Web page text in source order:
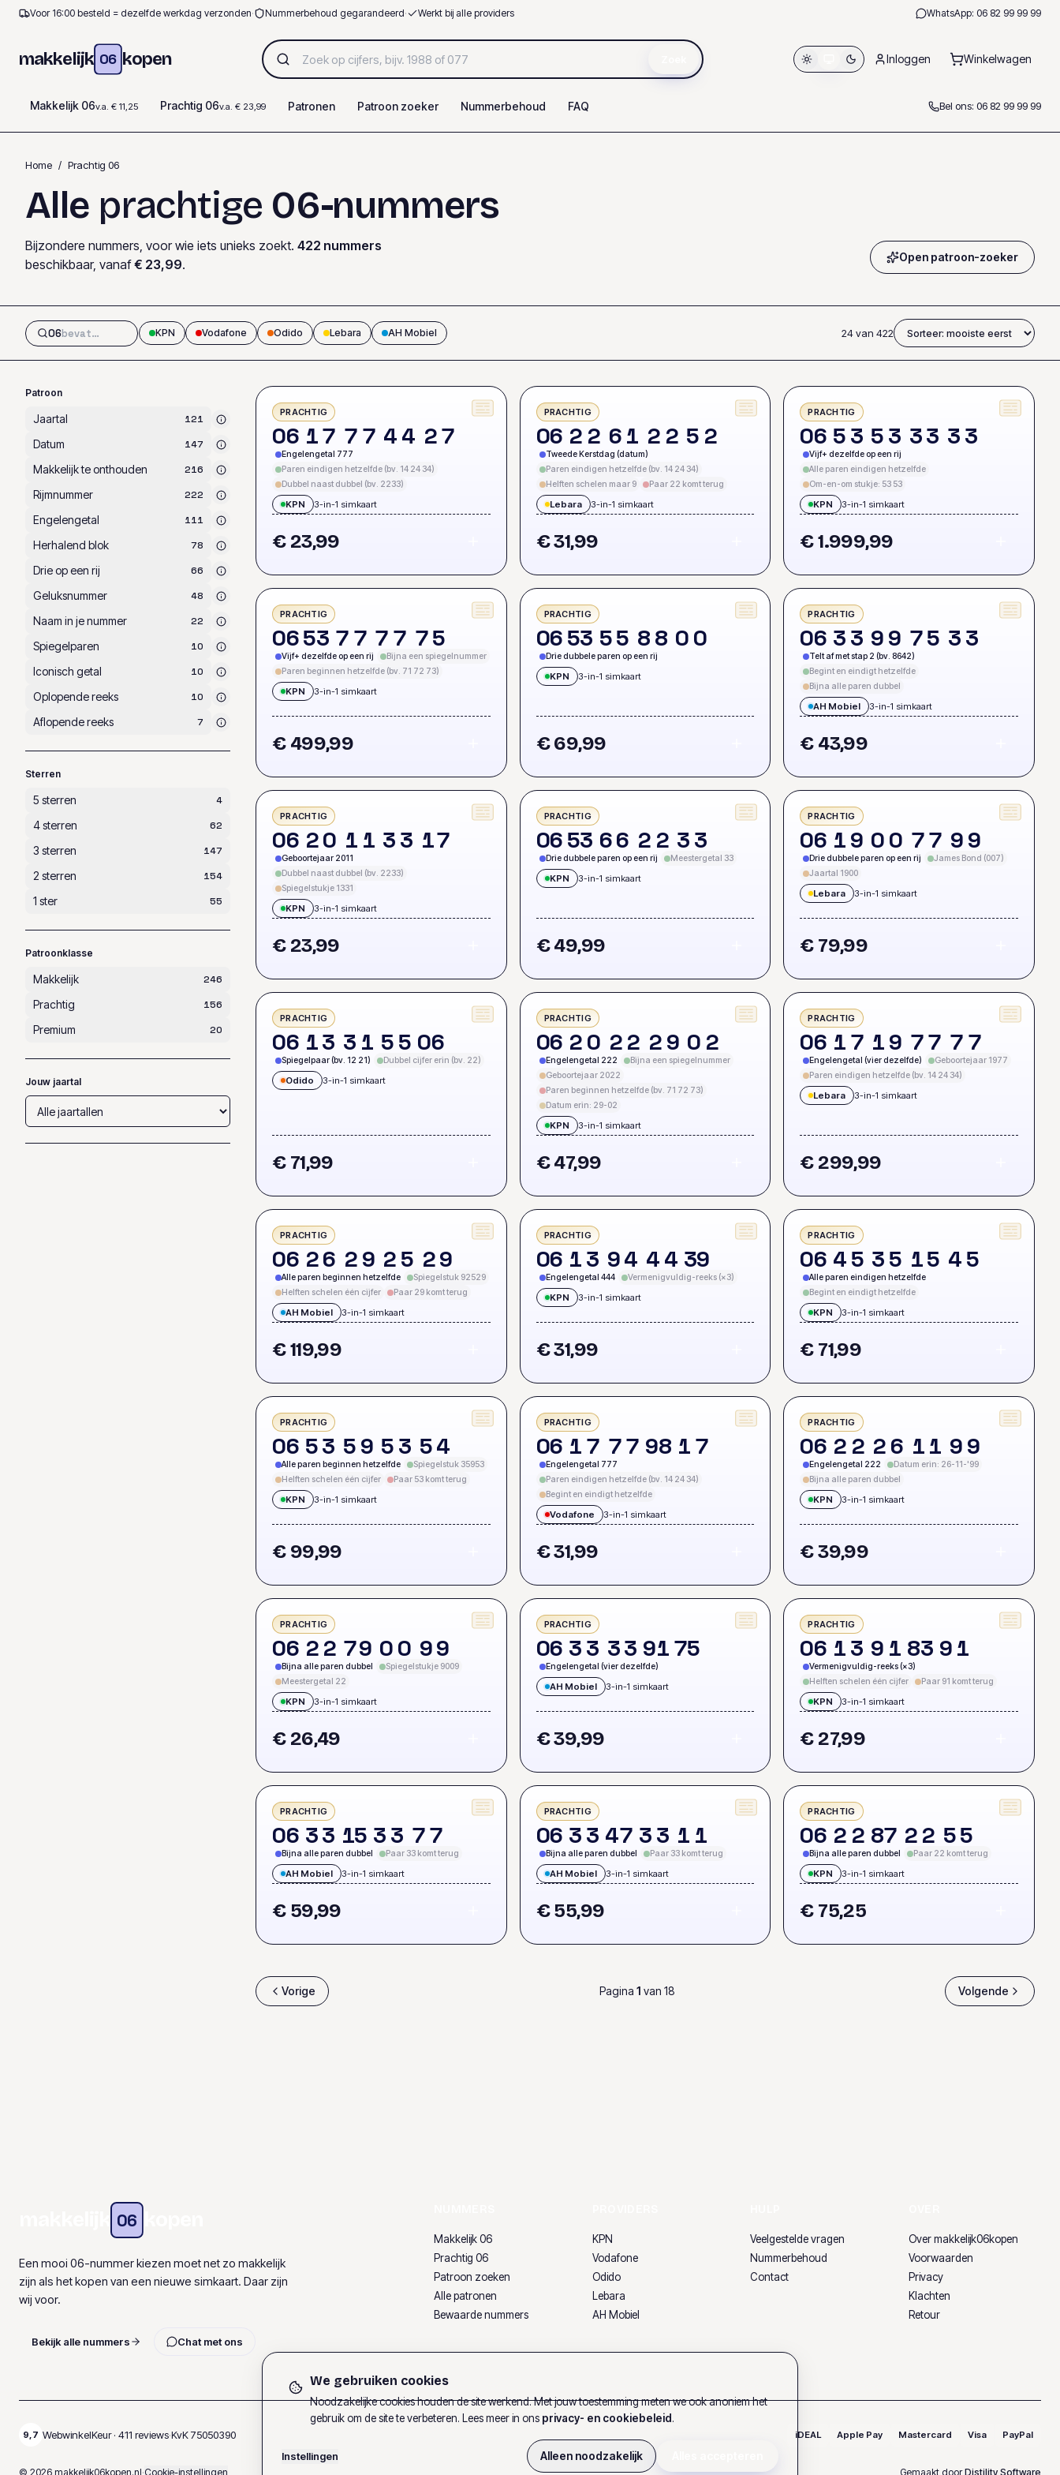
Voor 16:00 besteld = dezelfde werkdag verzonden· Nummerbehoud gegarandeerd· Werkt bij alle providers WhatsApp: 06 82 99 99 99
makkelijk 06 kopen Inloggen Winkelwagen
Makkelijk 06v.a. € 11,25 Prachtig 06v.a. € 23,99 Patronen Patroon zoeker Nummerbehoud FAQ Bel ons: 06 82 99 99 99
Home / Prachtig 06
Alle prachtige 06-nummers
Bijzondere nummers, voor wie iets unieks zoekt. 422 nummers
beschikbaar, vanaf€ 23,99. Open patroon-zoeker
06 KPN Vodafone Odido Lebara AH Mobiel 24van 422
Patroon
Jaartal 121
Datum 147
Makkelijk te onthouden 216
Rijmnummer 222
Engelengetal 111
Herhalend blok 78
Drie op een rij 66
Geluksnummer 48
Naam in je nummer 22
Spiegelparen 10
Iconisch getal 10
Oplopende reeks 10
Aflopende reeks 7
Sterren
5 sterren 4
4 sterren 62
3 sterren 147
2 sterren 154
1 ster 55
Patroonklasse
Makkelijk 246
Prachtig 156
Premium 20
Jouw jaartal
PRACHTIG
06 17 77 44 27
Engelengetal 777
Paren eindigen hetzelfde (bv. 14 24 34)
Dubbel naast dubbel (bv. 2233)
KPN 3-in-1 simkaart
€ 23,99
PRACHTIG
06 2 2 61 2 2 5 2
Tweede Kerstdag (datum)
Paren eindigen hetzelfde (bv. 14 24 34)
Helften schelen maar 9
Paar 22 komt terug
Lebara 3-in-1 simkaart
€ 31,99
PRACHTIG
06 53 53 33 33
Vijf+ dezelfde op een rij
Alle paren eindigen hetzelfde
Om-en-om stukje: 53 53
KPN 3-in-1 simkaart
€ 1.999,99
PRACHTIG
0653 77 77 75
Vijf+ dezelfde op een rij
Bijna een spiegelnummer
Paren beginnen hetzelfde (bv. 71 72 73)
KPN 3-in-1 simkaart
€ 499,99
PRACHTIG
0653 55 88 00
Drie dubbele paren op een rij
KPN 3-in-1 simkaart
€ 69,99
PRACHTIG
06 33 99 75 33
Telt af met stap 2 (bv. 8642)
Begint en eindigt hetzelfde
Bijna alle paren dubbel
AH Mobiel 3-in-1 simkaart
€ 43,99
PRACHTIG
06 20 1 1 33 17
Geboortejaar 2011
Dubbel naast dubbel (bv. 2233)
Spiegelstukje 1331
KPN 3-in-1 simkaart
€ 23,99
PRACHTIG
0653 66 2 2 33
Drie dubbele paren op een rij Meestergetal 33
KPN 3-in-1 simkaart
€ 49,99
PRACHTIG
06 19 00 77 99
Drie dubbele paren op een rij
James Bond (007)
Jaartal 1900
Lebara 3-in-1 simkaart
€ 79,99
PRACHTIG
06 13 3 1 55 06
Spiegelpaar (bv. 12 21) Dubbel cijfer erin (bv. 22)
Odido 3-in-1 simkaart
€ 71,99
PRACHTIG
06 20 22 29 0 2
Engelengetal 222
Bijna een spiegelnummer
Geboortejaar 2022
Paren beginnen hetzelfde (bv. 71 72 73)
Datum erin: 29-02
KPN 3-in-1 simkaart
€ 47,99
PRACHTIG
06 17 19 77 77
Engelengetal (vier dezelfde)
Geboortejaar 1977
Paren eindigen hetzelfde (bv. 14 24 34)
Lebara 3-in-1 simkaart
€ 299,99
PRACHTIG
06 26 29 25 29
Alle paren beginnen hetzelfde
Spiegelstuk 92529
Helften schelen één cijfer
Paar 29 komt terug
AH Mobiel 3-in-1 simkaart
€ 119,99
PRACHTIG
06 13 94 44 39
Engelengetal 444 Vermenigvuldig-reeks (×3)
KPN 3-in-1 simkaart
€ 31,99
PRACHTIG
06 45 35 15 45
Alle paren eindigen hetzelfde
Begint en eindigt hetzelfde
KPN 3-in-1 simkaart
€ 71,99
PRACHTIG
06 53 59 53 54
Alle paren beginnen hetzelfde
Spiegelstuk 35953
Helften schelen één cijfer
Paar 53 komt terug
KPN 3-in-1 simkaart
€ 99,99
PRACHTIG
06 17 77 98 17
Engelengetal 777
Paren eindigen hetzelfde (bv. 14 24 34)
Begint en eindigt hetzelfde
Vodafone 3-in-1 simkaart
€ 31,99
PRACHTIG
06 2 2 26 11 99
Engelengetal 222
Datum erin: 26-11-'99
Bijna alle paren dubbel
KPN 3-in-1 simkaart
€ 39,99
PRACHTIG
06 22 79 00 99
Bijna alle paren dubbel
Spiegelstukje 9009
Meestergetal 22
KPN 3-in-1 simkaart
€ 26,49
PRACHTIG
06 33 33 9175
Engelengetal (vier dezelfde)
AH Mobiel 3-in-1 simkaart
€ 39,99
PRACHTIG
06 13 9 1 83 91
Vermenigvuldig-reeks (×3)
Helften schelen één cijfer
Paar 91 komt terug
KPN 3-in-1 simkaart
€ 27,99
PRACHTIG
06 33 15 33 77
Bijna alle paren dubbel Paar 33 komt terug
AH Mobiel 3-in-1 simkaart
€ 59,99
PRACHTIG
06 33 47 33 1 1
Bijna alle paren dubbel Paar 33 komt terug
AH Mobiel 3-in-1 simkaart
€ 55,99
PRACHTIG
06 2 2 87 22 55
Bijna alle paren dubbel Paar 22 komt terug
KPN 3-in-1 simkaart
€ 75,25
Vorige Pagina 1 van 18 Volgende
06
Een mooi 06-nummer kiezen moet net zo makkelijk
zijn als het kopen van een nieuwe simkaart. Daar zijn
wij voor.
Bekijk alle nummers Chat met ons
Makkelijk 06
Prachtig 06
Patroon zoeken
Alle patronen
Bewaarde nummers
KPN
Vodafone
Odido
Lebara
AH Mobiel
Veelgestelde vragen
Nummerbehoud
Contact
Over makkelijk06kopen
Voorwaarden
Privacy
Klachten
Retour
9,7 WebwinkelKeur · 411 reviews·KvK75050390 iDEAL Apple Pay Mastercard Visa PayPal
© 2026 makkelijk06kopen.nl·Cookie-instellingen Gemaakt door Distility Software
We gebruiken cookies
Noodzakelijke cookies houden de site werkend. Met jouw toestemming meten we ook anoniem het
gebruik om de site te verbeteren. Lees meer in ons privacy- en cookiebeleid.
Instellingen Alleen noodzakelijk